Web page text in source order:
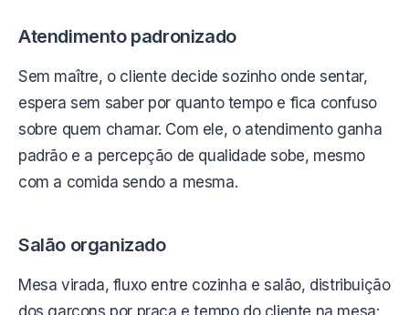
Atendimento padronizado
Sem maître, o cliente decide sozinho onde sentar,
espera sem saber por quanto tempo e fica confuso
sobre quem chamar. Com ele, o atendimento ganha
padrão e a percepção de qualidade sobe, mesmo
com a comida sendo a mesma.
Salão organizado
Mesa virada, fluxo entre cozinha e salão, distribuição